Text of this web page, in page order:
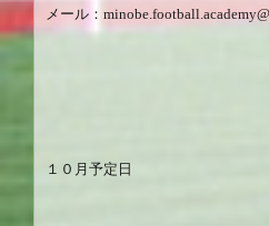
メール：
１０月予定日